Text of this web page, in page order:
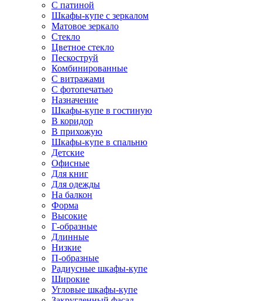
С патиной
Шкафы-купе с зеркалом
Матовое зеркало
Стекло
Цветное стекло
Пескоструй
Комбинированные
С витражами
С фотопечатью
Назначение
Шкафы-купе в гостиную
В коридор
В прихожую
Шкафы-купе в спальню
Детские
Офисные
Для книг
Для одежды
На балкон
Форма
Высокие
Г-образные
Длинные
Низкие
П-образные
Радиусные шкафы-купе
Широкие
Угловые шкафы-купе